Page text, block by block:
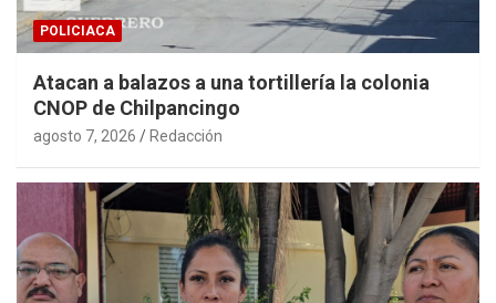
POLICIACA
Atacan a balazos a una tortillería la colonia
CNOP de Chilpancingo
agosto 7, 2026 Redacción